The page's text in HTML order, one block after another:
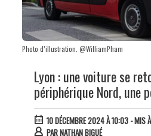
Photo d’illustration. @WilliamPham
Lyon : une voiture se
périphérique Nord, une
10 DÉCEMBRE 2024 À 10:03- MIS À
PARNATHAN BIGUÉ